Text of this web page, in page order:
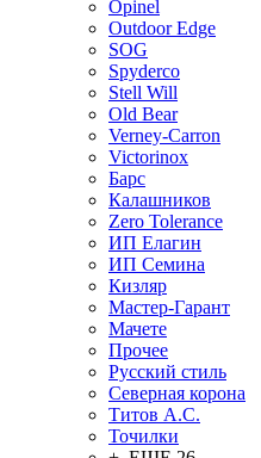
Opinel
Outdoor Edge
SOG
Spyderco
Stell Will
Old Bear
Verney-Carron
Victorinox
Барс
Калашников
Zero Tolerance
ИП Елагин
ИП Семина
Кизляр
Мастер-Гарант
Мачете
Прочее
Русский стиль
Северная корона
Титов А.С.
Точилки